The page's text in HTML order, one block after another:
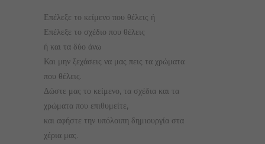
Επέλεξε το κείμενο που θέλεις ή
Επέλεξε το σχέδιο που θέλεις
ή και τα δύο άνω
Και μην ξεχάσεις να μας πεις τα χρώματα
που θέλεις.
Δώστε μας το κείμενο, τα σχέδια και τα
χρώματα που επιθυμείτε,
και αφήστε την υπόλοιπη δημιουργία στα
χέρια μας.